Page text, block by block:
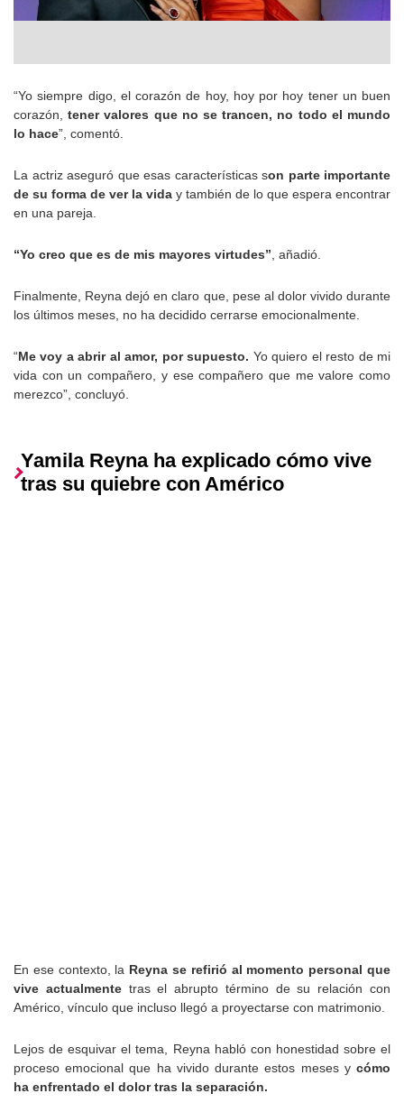
“Yo siempre digo, el corazón de hoy, hoy por hoy tener un buen
corazón,
tener valores que no se trancen, no todo el mundo
lo hace”, comentó.
La actriz aseguró que esas características son parte importante
de su forma de ver la vida y también de lo que espera encontrar
en una pareja.
“Yo creo que es de mis mayores virtudes” , añadió.
Finalmente, Reyna dejó en claro que, pese al dolor vivido durante
los últimos meses, no ha decidido cerrarse emocionalmente.
“Me voy a abrir al amor, por supuesto. Yo quiero el resto de mi
vida con un compañero, y ese compañero que me valore como
merezco”, concluyó.
Yamila Reyna ha explicado cómo vive
tras su quiebre con Américo
En ese contexto, la Reyna se refirió al momento personal que
vive actualmentetras el abrupto término de su relación con
Américo, vínculo que incluso llegó a proyectarse con matrimonio.
Lejos de esquivar el tema, Reyna habló con honestidad sobre el
proceso emocional que ha vivido durante estos meses y cómo
ha enfrentado el dolor tras la separación.